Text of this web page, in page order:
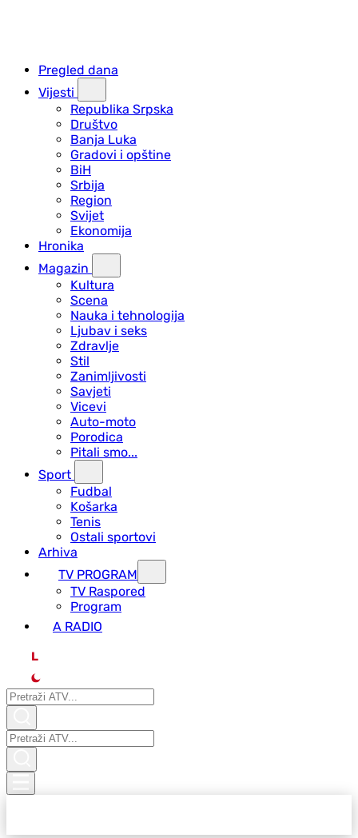
Pregled dana
Vijesti
Republika Srpska
Društvo
Banja Luka
Gradovi i opštine
BiH
Srbija
Region
Svijet
Ekonomija
Hronika
Magazin
Kultura
Scena
Nauka i tehnologija
Ljubav i seks
Zdravlje
Stil
Zanimljivosti
Savjeti
Vicevi
Auto-moto
Porodica
Pitali smo...
Sport
Fudbal
Košarka
Tenis
Ostali sportovi
Arhiva
TV PROGRAM
ТV Raspored
Program
A RADIO
L